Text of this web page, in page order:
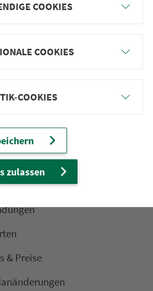
gewinne einen von 1.000
für eine Abenteuer-Rallye!
weiter
Qua­drat­ki­lo­me­ter. 130 Ver­kehrs­un­
1.100 Linien. Eine Fahr­kar­te.
& Preise
COOKIES
COOKIES
COOKIES
zulassen